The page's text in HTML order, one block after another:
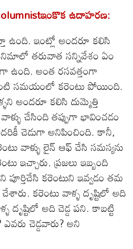
ఇంకొక ఉదాహరణ:
ఇంట్లో అందరూ కలిసి
తరువాత సన్నివేశం ఏం
ఉంది. అంత రసవత్తంగా
సమయంలో కరెంటు పోయింది.
అందరూ కలిసి దుమ్మెత్తి
చేసింది తప్పుగా భావించడం
చెడుగా అనిపించింది. కానీ,
వాళ్ళు లైన్ ఆఫ్ చేసి సమస్యను
ఇచ్చారు. ప్రజలు ఇబ్బంది
కరెంటుని ఇవ్వడం తమ
కరెంటు వాళ్ళ దృష్టిలో అది
అది చెడ్డ పని. కాబట్టి
చెడ్డవారు? అని